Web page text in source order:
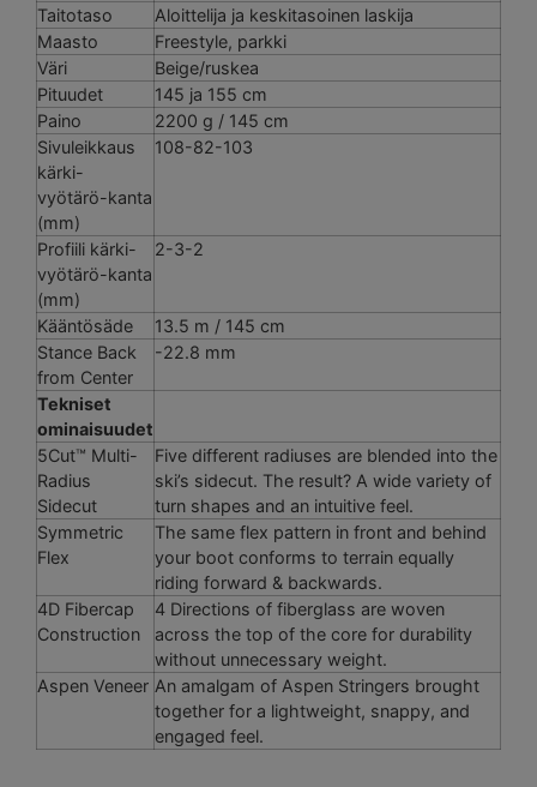
Taitotaso
Aloittelija ja keskitasoinen laskija
Maasto
Freestyle, parkki
Väri
Beige/ruskea
Pituudet
145 ja 155 cm
Paino
2200 g / 145 cm
Sivuleikkaus
kärki-
vyötärö-kanta
(mm)
108-82-103
Profiili kärki-
vyötärö-kanta
(mm)
2-3-2
Kääntösäde
13.5 m / 145 cm
Stance Back
from Center
-22.8 mm
Tekniset
ominaisuudet
5Cut™ Multi-
Radius
Sidecut
Five different radiuses are blended into the
ski’s sidecut. The result? A wide variety of
turn shapes and an intuitive feel.
Symmetric
Flex
The same flex pattern in front and behind
your boot conforms to terrain equally
riding forward & backwards.
4D Fibercap
Construction
4 Directions of fiberglass are woven
across the top of the core for durability
without unnecessary weight.
Aspen Veneer An amalgam of Aspen Stringers brought
together for a lightweight, snappy, and
engaged feel.